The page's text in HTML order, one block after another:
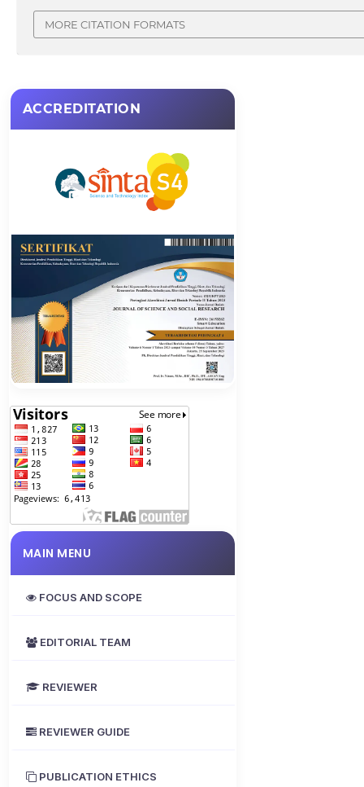
MORE CITATION FORMATS
ACCREDITATION
MAIN MENU
FOCUS AND SCOPE
EDITORIAL TEAM
REVIEWER
REVIEWER GUIDE
PUBLICATION ETHICS